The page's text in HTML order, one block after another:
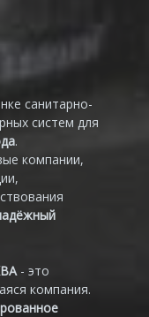
санитарно-
систем для
.
компании,
- это
компания.